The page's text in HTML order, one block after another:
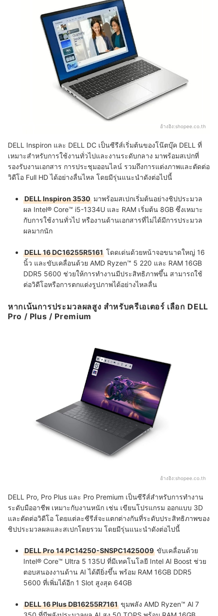
อ้างอิง:shopee.co.th
DELL Inspiron และ DELL DC เป็นซีรีส์เริ่มต้นของโน๊ตบุ๊ค DELL ที่
เหมาะสำหรับการใช้งานทั่วไปและงานระดับกลาง มาพร้อมสเปกที่
รองรับงานเอกสาร การประชุมออนไลน์ รวมถึงการแต่งภาพและตัดต่อ
วิดีโอ Full HD ได้อย่างลื่นไหล โดยมีรุ่นแนะนำดังต่อไปนี้
DELL Inspiron 3530 มาพร้อมสเปกเริ่มต้นอย่างชิปประมวล
ผล Intel® Core™ i5-1334U และ RAM เริ่มต้น 8GB ซึ่งเหมาะ
กับการใช้งานทั่วไป หรืองานด้านเอกสารที่ไม่ได้มีการประมวล
ผลมากนัก
DELL 16 DC16255R5161 โดดเด่นด้วยหน้าจอขนาดใหญ่ 16
นิ้ว และขับเคลื่อนด้วย AMD Ryzen™ 5 220 และ RAM 16GB
DDR5 5600 ช่วยให้การทำงานมีประสิทธิภาพขึ้น สามารถใช้
ต่อวิดีโอหรือการตกแต่งรูปภาพได้อย่างไหลลื่น
หากเน้นการประมวลผลสูง สำหรับครีเอเตอร์ เลือก DELL
Pro / Plus / Premium
อ้างอิง:shopee.co.th
DELL Pro, Pro Plus และ Pro Premium เป็นซีรีส์สำหรับการทำงาน
ระดับมืออาชีพ เหมาะกับงานหนัก เช่น เขียนโปรแกรม ออกแบบ 3D
และตัดต่อวิดีโอ โดยแต่ละซีรีส์จะแตกต่างกันที่ระดับประสิทธิภาพของ
ชิปประมวลผลและสเปกโดยรวม โดยมีรุ่นแนะนำดังต่อไปนี้
DELL Pro 14 PC14250-SNSPC1425009 ขับเคลื่อนด้วย
Intel® Core™ Ultra 5 135U ที่มีเทคโนโลยี Intel AI Boost ช่วย
ตอบสนองงานด้าน AI ได้ดียิ่งขึ้น พร้อม RAM 16GB DDR5
5600 ที่เพิ่มได้อีก 1 Slot สูงสุด 64GB
DELL 16 Plus DB16255R7161 ขุมพลัง AMD Ryzen™ Al 7